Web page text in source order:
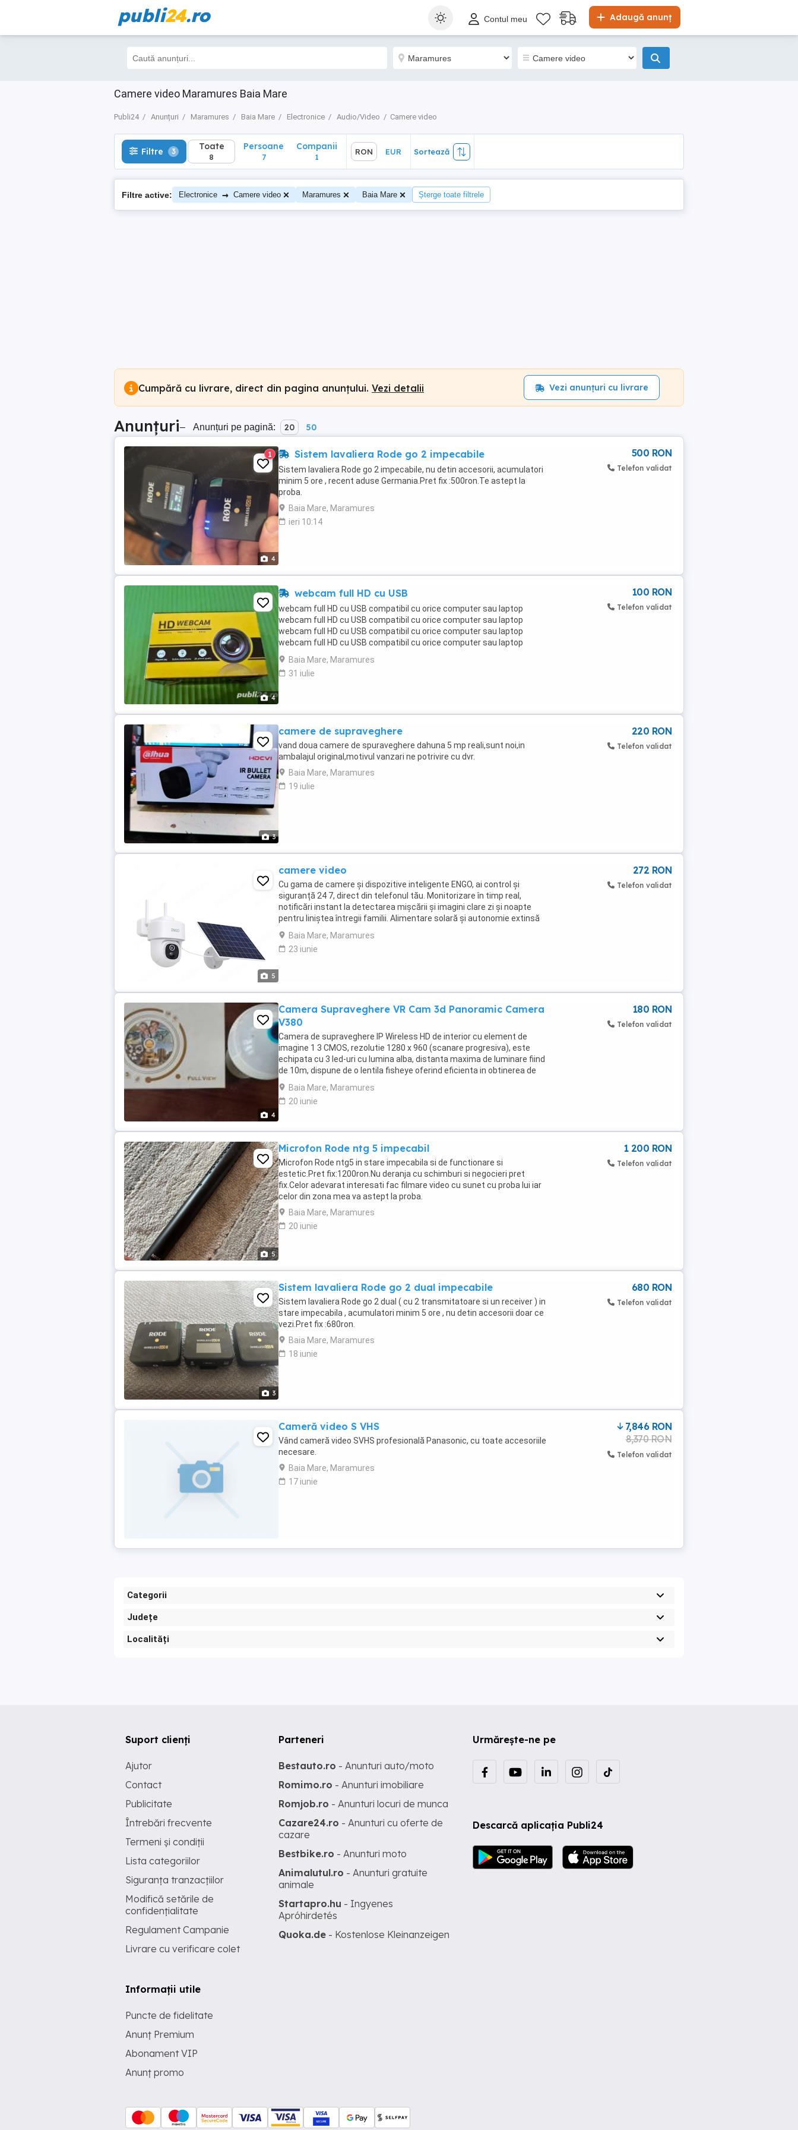
publi24.ro Adaugă anunț
Contul meu
Camere video Maramures Baia Mare
Publi24 Anunțuri Maramures Baia Mare Electronice Audio/Video Camere video
Filtre 3 Toate
8
Sortează
Filtre 3 Toate
8
Persoane
7
Companii
1
RON EUR Sortează
Filtre active: Electronice → Camere video Maramures Baia Mare Șterge toate filtrele
Cumpără cu livrare, direct din pagina anunțului. Vezi detalii Vezi anunțuri cu livrare
Anunțuri– Anunțuri pe pagină: 20 50
4
1 Sistem lavaliera Rode go 2 impecabile
Sistem lavaliera Rode go 2 impecabile, nu detin accesorii, acumulatori
minim 5 ore , recent aduse Germania.Pret fix :500ron.Te astept la
proba.
Baia Mare, Maramures
ieri 10:14
500 RON
Telefon validat
4
webcam full HD cu USB
webcam full HD cu USB compatibil cu orice computer sau laptop
webcam full HD cu USB compatibil cu orice computer sau laptop
webcam full HD cu USB compatibil cu orice computer sau laptop
webcam full HD cu USB compatibil cu orice computer sau laptop
webcam full HD cu USB compatibil cu orice computer sau ...
Baia Mare, Maramures
31 iulie
100 RON
Telefon validat
3
camere de supraveghere
vand doua camere de spuraveghere dahuna 5 mp reali,sunt noi,in
ambalajul original,motivul vanzari ne potrivire cu dvr.
Baia Mare, Maramures
19 iulie
220 RON
Telefon validat
5
camere video
Cu gama de camere și dispozitive inteligente ENGO, ai control și
siguranță 24 7, direct din telefonul tău. Monitorizare în timp real,
notificări instant la detectarea mișcării și imagini clare zi și noapte
pentru liniștea întregii familii. Alimentare solară și autonomie extinsă
Detectare mișcare ...
Baia Mare, Maramures
23 iunie
272 RON
Telefon validat
4
Camera Supraveghere VR Cam 3d Panoramic Camera
V380
Camera de supraveghere IP Wireless HD de interior cu element de
imagine 1 3 CMOS, rezolutie 1280 x 960 (scanare progresiva), este
echipata cu 3 led-uri cu lumina alba, distanta maxima de luminare fiind
de 10m, dispune de o lentila fisheye oferind eficienta in obtinerea de
imagini cu unghi de 360 grade. Are ...
Baia Mare, Maramures
20 iunie
180 RON
Telefon validat
5
Microfon Rode ntg 5 impecabil
Microfon Rode ntg5 in stare impecabila si de functionare si
estetic.Pret fix:1200ron.Nu deranja cu schimburi si negocieri pret
fix.Celor adevarat interesati fac filmare video cu sunet cu proba lui iar
celor din zona mea va astept la proba.
Baia Mare, Maramures
20 iunie
1 200 RON
Telefon validat
3
Sistem lavaliera Rode go 2 dual impecabile
Sistem lavaliera Rode go 2 dual ( cu 2 transmitatoare si un receiver ) in
stare impecabila , acumulatori minim 5 ore , nu detin accesorii doar ce
vezi.Pret fix :680ron.
Baia Mare, Maramures
18 iunie
680 RON
Telefon validat
Cameră video S VHS
Vând cameră video SVHS profesională Panasonic, cu toate accesoriile
necesare.
Baia Mare, Maramures
17 iunie
7,846 RON
8,370 RON
Telefon validat
Categorii
Județe
Localități
Urmărește-ne pe
Descarcă aplicația Publi24
Suport clienți
Ajutor
Contact
Publicitate
Întrebări frecvente
Termeni și condiții
Lista categoriilor
Siguranța tranzacțiilor
Modifică setările de
confidențialitate
Regulament Campanie
Livrare cu verificare colet
Informații utile
Puncte de fidelitate
Anunț Premium
Abonament VIP
Anunț promo
Parteneri
Bestauto.ro - Anunturi auto/moto
Romimo.ro - Anunturi imobiliare
Romjob.ro - Anunturi locuri de munca
Cazare24.ro - Anunturi cu oferte de
cazare
Bestbike.ro - Anunturi moto
Animalutul.ro - Anunturi gratuite
animale
Startapro.hu - Ingyenes
Apróhirdetés
Quoka.de - Kostenlose Kleinanzeigen